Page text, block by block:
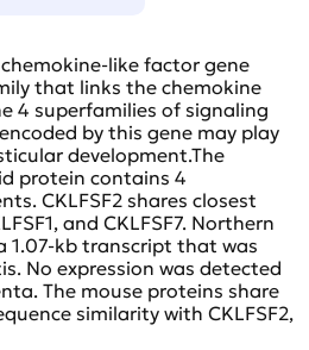
like factor gene
that links the chemokine
4 superfamilies of signaling
by this gene may play
development.The
protein contains 4
CKLFSF2 shares closest
and CKLFSF7. Northern
1.07-kb transcript that was
No expression was detected
The mouse proteins share
similarity with CKLFSF2,